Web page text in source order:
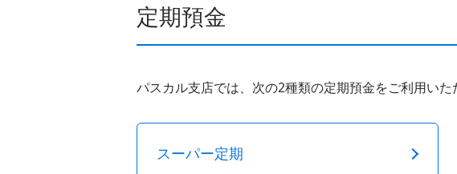
定期預金
パスカル支店では、次の2種類の定期預金をご利用いた
スーパー定期